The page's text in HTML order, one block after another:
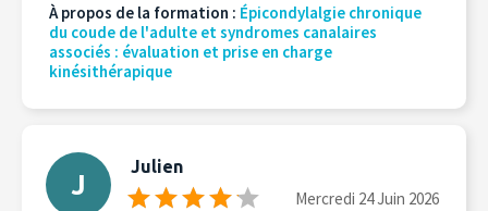
À propos de la formation : Épicondylalgie chronique
du coude de l'adulte et syndromes canalaires
associés : évaluation et prise en charge
kinésithérapique
J
Julien
Mercredi 24 Juin 2026